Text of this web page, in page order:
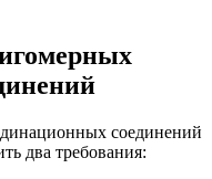
соединений
два требования: